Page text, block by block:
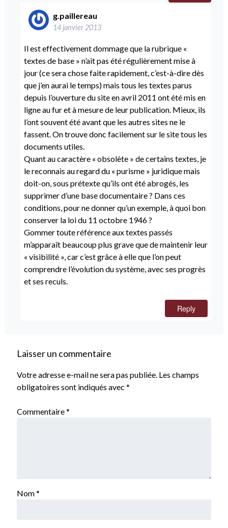
g.paillereau
14 janvier 2013
Il est effectivement dommage que la rubrique «
textes de base » n’ait pas été régulièrement mise à
jour (ce sera chose faite rapidement, c’est-à-dire dès
que j’en aurai le temps) mais tous les textes parus
depuis l’ouverture du site en avril 2011 ont été mis en
ligne au fur et à mesure de leur publication. Mieux, ils
l’ont souvent été avant que les autres sites ne le
fassent. On trouve donc facilement sur le site tous les
documents utiles.
Quant au caractère « obsolète » de certains textes, je
le reconnais au regard du « purisme » juridique mais
doit-on, sous prétexte qu’ils ont été abrogés, les
supprimer d’une base documentaire ? Dans ces
conditions, pour ne donner qu’un exemple, à quoi bon
conserver la loi du 11 octobre 1946 ?
Gommer toute référence aux textes passés
m’apparaît beaucoup plus grave que de maintenir leur
« visibilité », car c’est grâce à elle que l’on peut
comprendre l’évolution du système, avec ses progrès
et ses reculs.
Reply
Laisser un commentaire
Votre adresse e-mail ne sera pas publiée. Les champs
obligatoires sont indiqués avec *
Commentaire*
Nom*